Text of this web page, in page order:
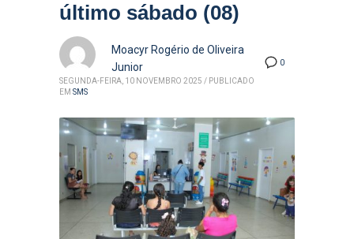
último sábado (08)
0
Moacyr Rogério de Oliveira
Junior
SEGUNDA-FEIRA, 10 NOVEMBRO 2025 / PUBLICADO
EM SMS